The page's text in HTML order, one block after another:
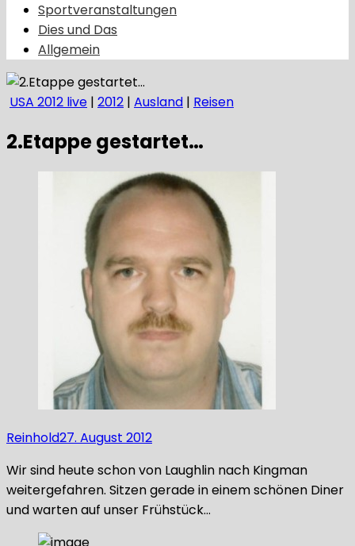
Sportveranstaltungen
Dies und Das
Allgemein
USA 2012 live | 2012 | Ausland | Reisen
2.Etappe gestartet…
Reinhold27. August 2012
Wir sind heute schon von Laughlin nach Kingman
weitergefahren. Sitzen gerade in einem schönen Diner
und warten auf unser Frühstück…